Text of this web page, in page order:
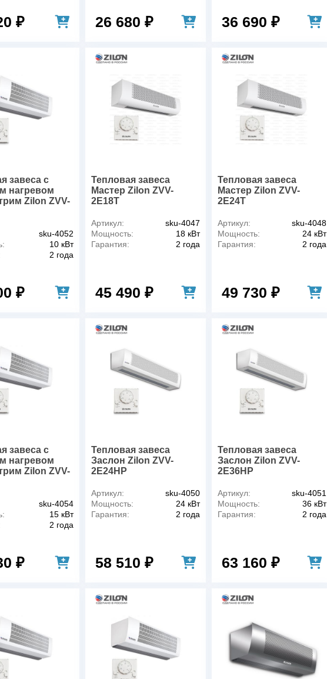
₽ 26 680 ₽ 36 690 ₽
завеса c
нагревом
Zilon ZVV-
sku-4052
10 кВт
2 года
₽
Тепловая завеса
Мастер Zilon ZVV-
2E18T
Артикул:
sku-4047
Мощность:
18 кВт
Гарантия:
2 года
45 490 ₽
Тепловая завеса
Мастер Zilon ZVV-
2E24T
Артикул:
sku-4048
Мощность:
24 кВт
Гарантия:
2 года
49 730 ₽
завеса c
нагревом
Zilon ZVV-
sku-4054
15 кВт
2 года
₽
Тепловая завеса
Заслон Zilon ZVV-
2E24HP
Артикул:
sku-4050
Мощность:
24 кВт
Гарантия:
2 года
58 510 ₽
Тепловая завеса
Заслон Zilon ZVV-
2E36HP
Артикул:
sku-4051
Мощность:
36 кВт
Гарантия:
2 года
63 160 ₽